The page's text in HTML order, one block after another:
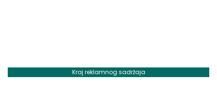
Kraj reklamnog sadržaja